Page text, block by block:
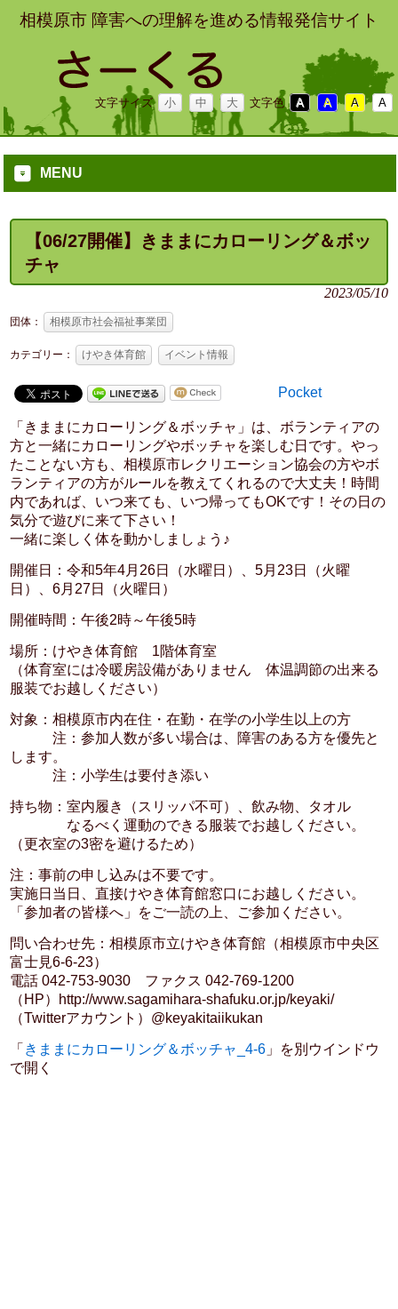
相模原市 障害への理解を進める情報発信サイト
文字サイズ 小 中 大 文字色 A A A A
MENU
【06/27開催】きままにカローリング＆ボッ
チャ
2023/05/10
団体： 相模原市社会福祉事業団
カテゴリー： けやき体育館 イベント情報
Pocket
「きままにカローリング＆ボッチャ」は、ボランティアの
方と一緒にカローリングやボッチャを楽しむ日です。やっ
たことない方も、相模原市レクリエーション協会の方やボ
ランティアの方がルールを教えてくれるので大丈夫！時間
内であれば、いつ来ても、いつ帰ってもOKです！その日の
気分で遊びに来て下さい！
一緒に楽しく体を動かしましょう♪
開催日：令和5年4月26日（水曜日）、5月23日（火曜
日）、6月27日（火曜日）
開催時間：午後2時～午後5時
場所：けやき体育館 1階体育室
（体育室には冷暖房設備がありません 体温調節の出来る
服装でお越しください）
対象：相模原市内在住・在勤・在学の小学生以上の方
注：参加人数が多い場合は、障害のある方を優先と
します。
注：小学生は要付き添い
持ち物：室内履き（スリッパ不可）、飲み物、タオル
なるべく運動のできる服装でお越しください。
（更衣室の3密を避けるため）
注：事前の申し込みは不要です。
実施日当日、直接けやき体育館窓口にお越しください。
「参加者の皆様へ」をご一読の上、ご参加ください。
問い合わせ先：相模原市立けやき体育館（相模原市中央区
富士見6-6-23）
電話 042-753-9030 ファクス 042-769-1200
（HP）http://www.sagamihara-shafuku.or.jp/keyaki/
（Twitterアカウント）@keyakitaiikukan
「 きままにカローリング＆ボッチャ_4-6 」を別ウインドウ
で開く